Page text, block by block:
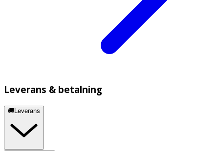
Leverans & betalning
🚚Leverans